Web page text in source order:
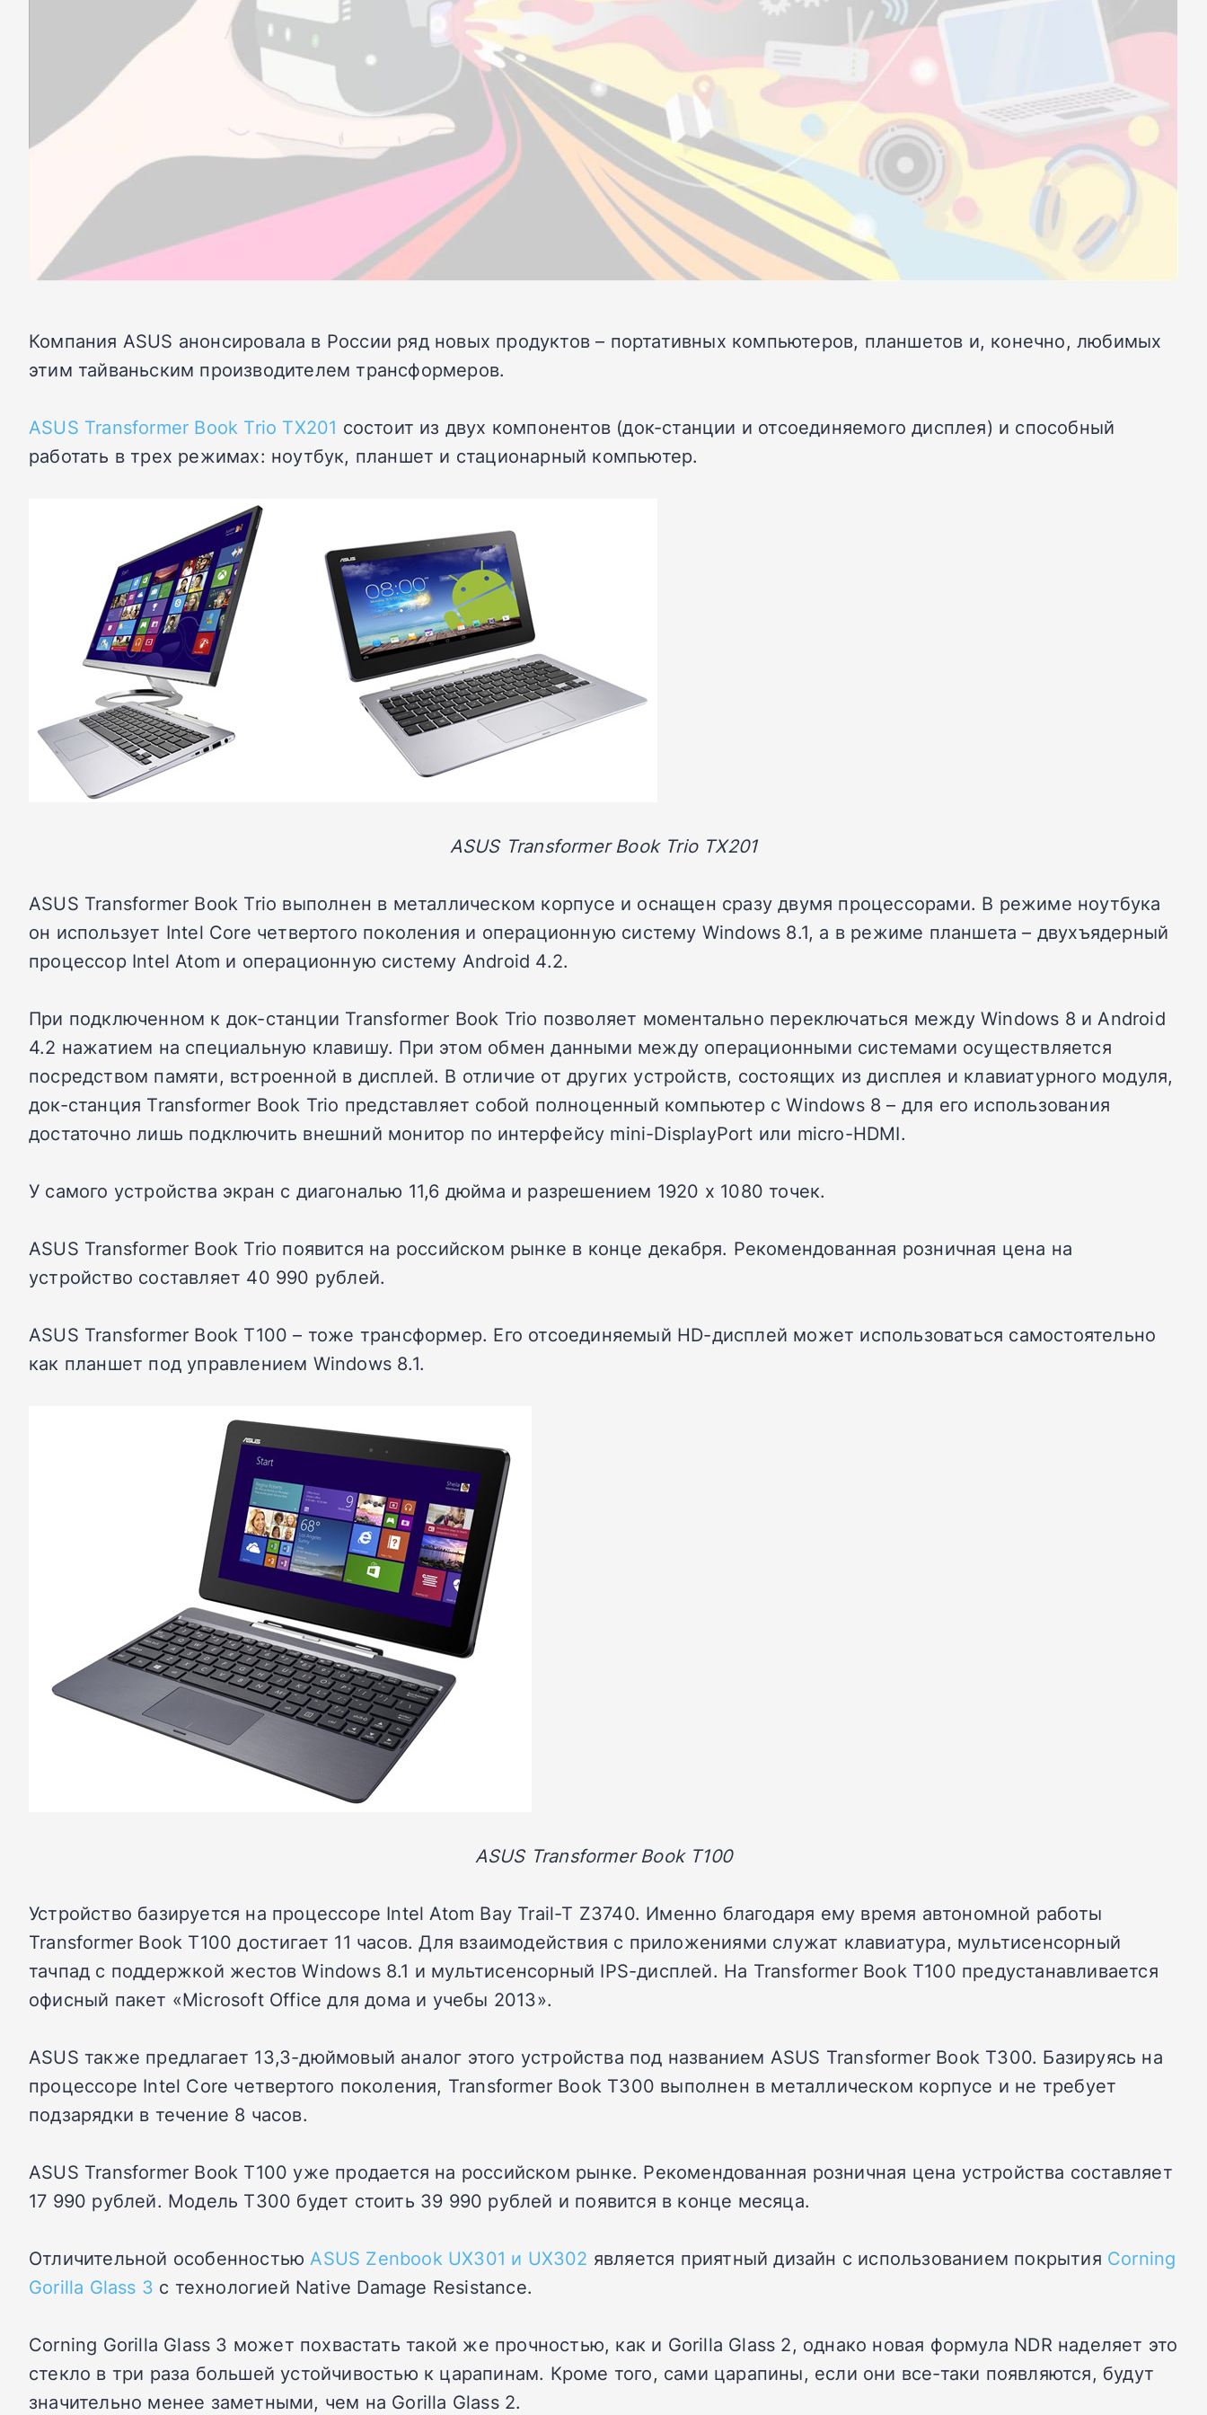
Компания ASUS анонсировала в России ряд новых продуктов – портативных компьютеров, планшетов и, конечно, любимых
этим тайваньским производителем трансформеров.
ASUS Transformer Book Trio TX201 состоит из двух компонентов (док-станции и отсоединяемого дисплея) и способный
работать в трех режимах: ноутбук, планшет и стационарный компьютер.
ASUS Transformer Book Trio TX201
ASUS Transformer Book Trio выполнен в металлическом корпусе и оснащен сразу двумя процессорами. В режиме ноутбука
он использует Intel Core четвертого поколения и операционную систему Windows 8.1, а в режиме планшета – двухъядерный
процессор Intel Atom и операционную систему Android 4.2.
При подключенном к док-станции Transformer Book Trio позволяет моментально переключаться между Windows 8 и Android
4.2 нажатием на специальную клавишу. При этом обмен данными между операционными системами осуществляется
посредством памяти, встроенной в дисплей. В отличие от других устройств, состоящих из дисплея и клавиатурного модуля,
док-станция Transformer Book Trio представляет собой полноценный компьютер с Windows 8 – для его использования
достаточно лишь подключить внешний монитор по интерфейсу mini-DisplayPort или micro-HDMI.
У самого устройства экран с диагональю 11,6 дюйма и разрешением 1920 х 1080 точек.
ASUS Transformer Book Trio появится на российском рынке в конце декабря. Рекомендованная розничная цена на
устройство составляет 40 990 рублей.
ASUS Transformer Book T100 – тоже трансформер. Его отсоединяемый HD-дисплей может использоваться самостоятельно
как планшет под управлением Windows 8.1.
ASUS Transformer Book T100
Устройство базируется на процессоре Intel Atom Bay Trail-T Z3740. Именно благодаря ему время автономной работы
Transformer Book T100 достигает 11 часов. Для взаимодействия с приложениями служат клавиатура, мультисенсорный
тачпад с поддержкой жестов Windows 8.1 и мультисенсорный IPS-дисплей. На Transformer Book T100 предустанавливается
офисный пакет «Microsoft Office для дома и учебы 2013».
ASUS также предлагает 13,3-дюймовый аналог этого устройства под названием ASUS Transformer Book T300. Базируясь на
процессоре Intel Core четвертого поколения, Transformer Book T300 выполнен в металлическом корпусе и не требует
подзарядки в течение 8 часов.
ASUS Transformer Book T100 уже продается на российском рынке. Рекомендованная розничная цена устройства составляет
17 990 рублей. Модель T300 будет стоить 39 990 рублей и появится в конце месяца.
Отличительной особенностьюASUS Zenbook UX301 и UX302 является приятный дизайн с использованием покрытия Corning
Gorilla Glass 3 с технологией Native Damage Resistance.
Corning Gorilla Glass 3 может похвастать такой же прочностью, как и Gorilla Glass 2, однако новая формула NDR наделяет это
стекло в три раза большей устойчивостью к царапинам. Кроме того, сами царапины, если они все-таки появляются, будут
значительно менее заметными, чем на Gorilla Glass 2.